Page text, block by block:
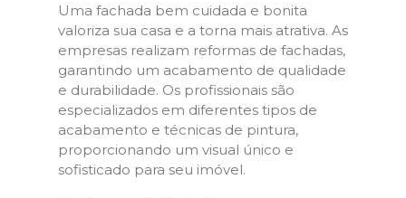
Uma fachada bem cuidada e bonita
valoriza sua casa e a torna mais atrativa. As
empresas realizam reformas de fachadas,
garantindo um acabamento de qualidade
e durabilidade. Os profissionais são
especializados em diferentes tipos de
acabamento e técnicas de pintura,
proporcionando um visual único e
sofisticado para seu imóvel.